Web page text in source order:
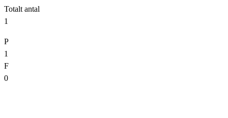
Totalt antal
1
P
1
F
0